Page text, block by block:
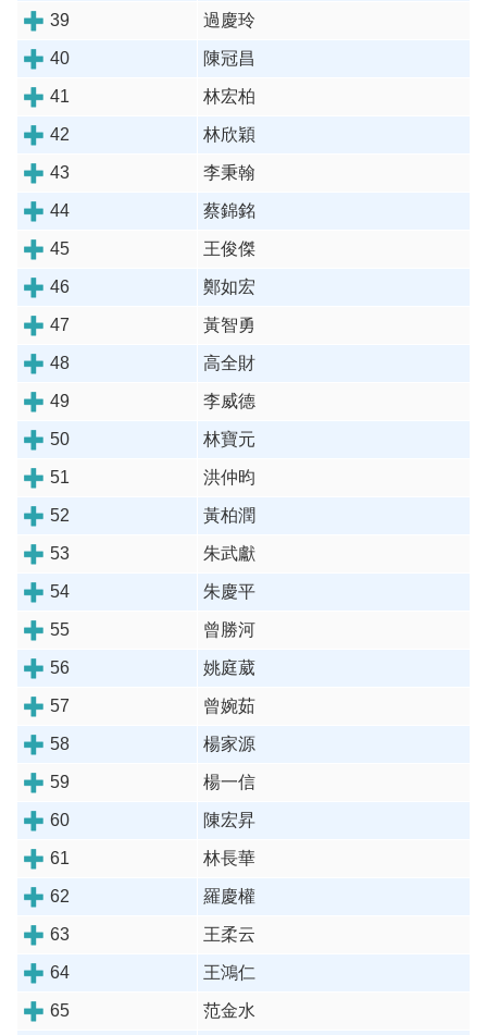
39 過慶玲
40 陳冠昌
41 林宏柏
42 林欣穎
43 李秉翰
44 蔡錦銘
45 王俊傑
46 鄭如宏
47 黃智勇
48 高全財
49 李威德
50 林寶元
51 洪仲昀
52 黃柏潤
53 朱武獻
54 朱慶平
55 曾勝河
56 姚庭葳
57 曾婉茹
58 楊家源
59 楊一信
60 陳宏昇
61 林長華
62 羅慶權
63 王柔云
64 王鴻仁
65 范金水